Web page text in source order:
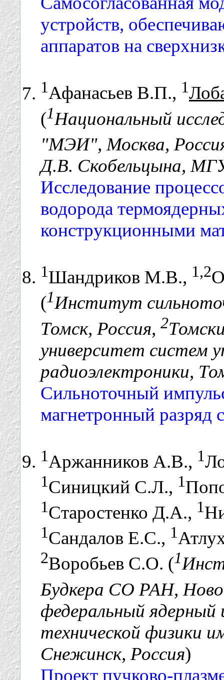
устройств,
аппаратов на
1Афанасьев В.П., 1
(1Национальный
"МЭИ", Москва,
Д.В. Скобельцына,
Исследование
водорода
конструкционными
1Шандриков М.В., 1,2
(1Институт
Томск, Россия, 2
университет систем
радиоэлектроники,
Сильноточный
магнетронный разряд
1Аржанников А.В., 1
1Синицкий С.Л., 1
1Старостенко Д.А., 1
1Сандалов Е.С., 1
2Воробьев С.О. (1
Будкера СО РАН,
федеральный
технической физики
Снежинск, Россия)
Проект пучково-